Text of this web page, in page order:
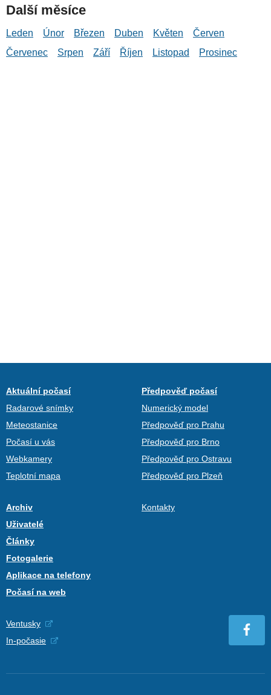
Další měsíce
Leden Únor Březen Duben Květen
Červen
Červenec
Srpen Září Říjen Listopad Prosinec
Aktuální počasí
Radarové snímky
Meteostanice
Počasí u vás
Webkamery
Teplotní mapa
Předpověď počasí
Numerický model
Předpověď pro Prahu
Předpověď pro Brno
Předpověď pro Ostravu
Předpověď pro Plzeň
Archiv
Uživatelé
Články
Fotogalerie
Aplikace na telefony
Počasí na web
Kontakty
Ventusky
In-počasie